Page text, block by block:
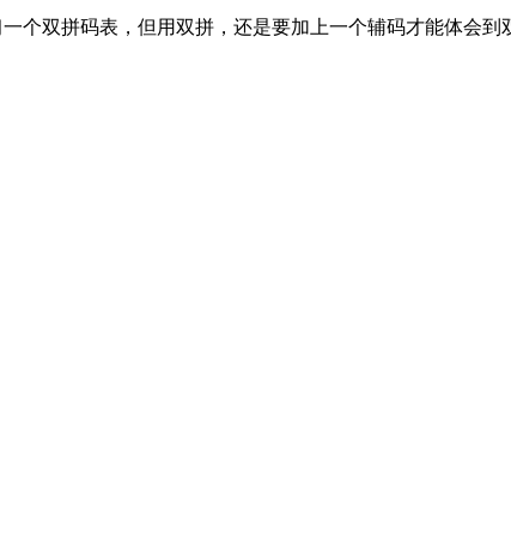
个双拼码表，但用双拼，还是要加上一个辅码才能体会到